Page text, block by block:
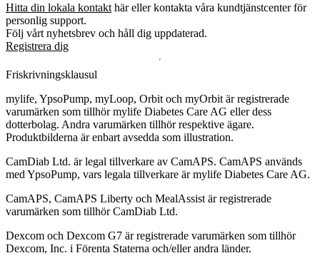
Hitta din lokala kontakt här eller kontakta våra kundtjänstcenter för
personlig support.
Följ vårt nyhetsbrev och håll dig uppdaterad.
Registrera dig
Friskrivningsklausul
mylife, YpsoPump, myLoop, Orbit och myOrbit är registrerade
varumärken som tillhör mylife Diabetes Care AG eller dess
dotterbolag. Andra varumärken tillhör respektive ägare.
Produktbilderna är enbart avsedda som illustration.
CamDiab Ltd. är legal tillverkare av CamAPS. CamAPS används
med YpsoPump, vars legala tillverkare är mylife Diabetes Care AG.
CamAPS, CamAPS Liberty och MealAssist är registrerade
varumärken som tillhör CamDiab Ltd.
Dexcom och Dexcom G7 är registrerade varumärken som tillhör
Dexcom, Inc. i Förenta Staterna och/eller andra länder.